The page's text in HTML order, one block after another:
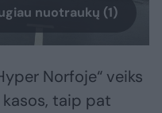
nuotraukų (1)
Norfoje“ veiks
taip pat